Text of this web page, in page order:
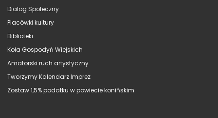
Dialog Społeczny
Placówki kultury
Biblioteki
Koła Gospodyń Wiejskich
Amatorski ruch artystyczny
Tworzymy Kalendarz Imprez
Zostaw 1,5% podatku w powiecie konińskim